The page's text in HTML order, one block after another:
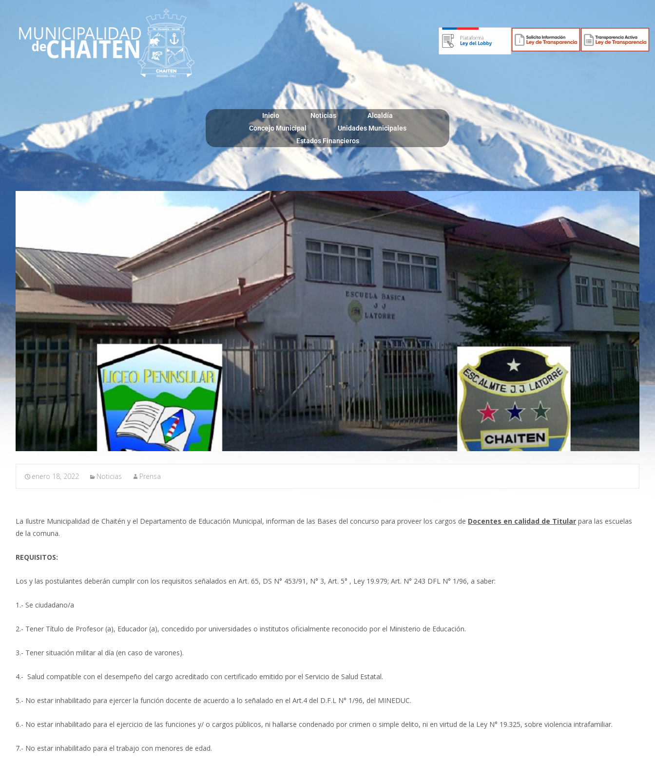
Inicio Noticias
Alcaldía
Concejo Municipal
Unidades Municipales
Estados Financieros
enero 18, 2022 Noticias Prensa
La Ilustre Municipalidad de Chaitén y el Departamento de Educación Municipal, informan de las Bases del concurso para proveer los cargos de Docentes en calidad de Titular para las escuelas
de la comuna.
REQUISITOS:
Los y las postulantes deberán cumplir con los requisitos señalados en Art. 65, DS N° 453/91, N° 3, Art. 5° , Ley 19.979; Art. N° 243 DFL N° 1/96, a saber:
1.- Se ciudadano/a
2.- Tener Título de Profesor (a), Educador (a), concedido por universidades o institutos oficialmente reconocido por el Ministerio de Educación.
3.- Tener situación militar al día (en caso de varones).
4.- Salud compatible con el desempeño del cargo acreditado con certificado emitido por el Servicio de Salud Estatal.
5.- No estar inhabilitado para ejercer la función docente de acuerdo a lo señalado en el Art.4 del D.F.L N° 1/96, del MINEDUC.
6.- No estar inhabilitado para el ejercicio de las funciones y/ o cargos públicos, ni hallarse condenado por crimen o simple delito, ni en virtud de la Ley N° 19.325, sobre violencia intrafamiliar.
7.- No estar inhabilitado para el trabajo con menores de edad.